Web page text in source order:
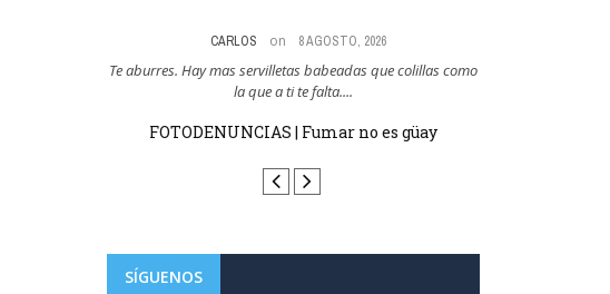
CARLOS on 8 AGOSTO, 2026
Te aburres. Hay mas servilletas babeadas que colillas como
la que a ti te falta....
FOTODENUNCIAS | Fumar no es güay
SÍGUENOS